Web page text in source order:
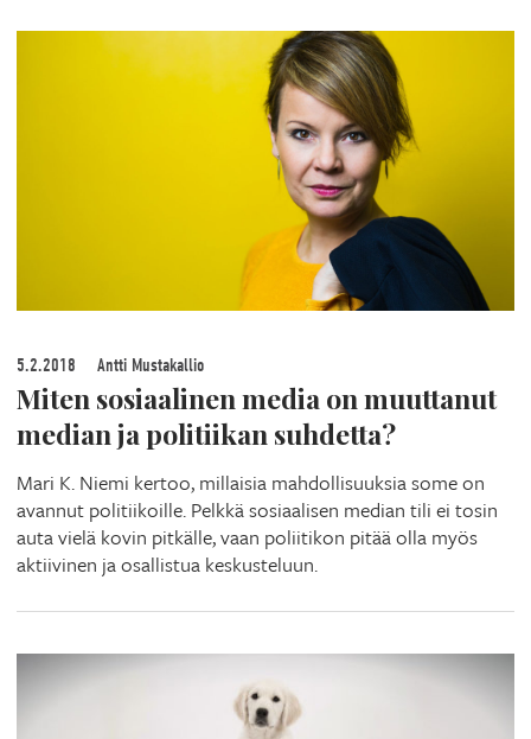
5.2.2018 Antti Mustakallio
Miten sosiaalinen media on muuttanut
median ja politiikan suhdetta?
Mari K. Niemi kertoo, millaisia mahdollisuuksia some on
avannut politiikoille. Pelkkä sosiaalisen median tili ei tosin
auta vielä kovin pitkälle, vaan poliitikon pitää olla myös
aktiivinen ja osallistua keskusteluun.